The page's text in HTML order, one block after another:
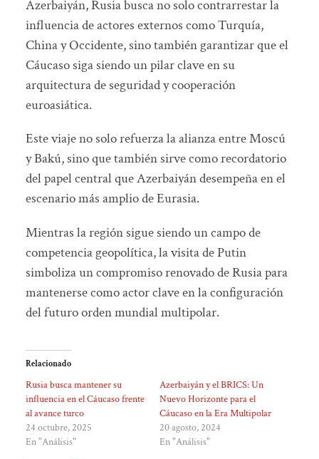
Azerbaiyán, Rusia busca no solo contrarrestar la
influencia de actores externos como Turquía,
China y Occidente, sino también garantizar que el
Cáucaso siga siendo un pilar clave en su
arquitectura de seguridad y cooperación
euroasiática.
Este viaje no solo refuerza la alianza entre Moscú
y Bakú, sino que también sirve como recordatorio
del papel central que Azerbaiyán desempeña en el
escenario más amplio de Eurasia.
Mientras la región sigue siendo un campo de
competencia geopolítica, la visita de Putin
simboliza un compromiso renovado de Rusia para
mantenerse como actor clave en la configuración
del futuro orden mundial multipolar.
Relacionado
Rusia busca mantener su
influencia en el Cáucaso frente
al avance turco
24 octubre, 2025
En "Análisis"
Azerbaiyán y el BRICS: Un
Nuevo Horizonte para el
Cáucaso en la Era Multipolar
20 agosto, 2024
En "Análisis"